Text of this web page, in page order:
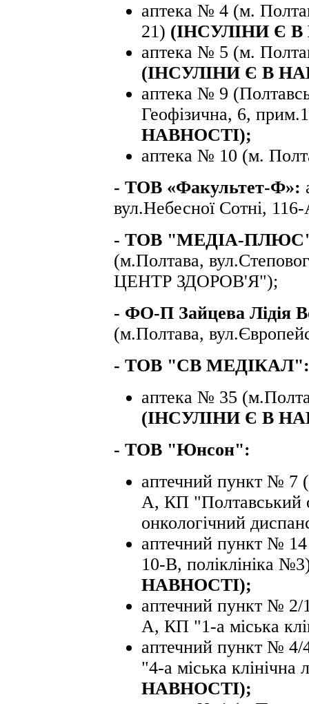
аптека № 4 (м.
21) (ІНСУЛІНИ Є
аптека № 5 (м.
(ІНСУЛІНИ Є В
аптека № 9
Геофізична, 6,
НАВНОСТІ);
аптека № 10 (м.
- ТОВ «Факультет-Ф»:
вул.Небесної Сотні,
- ТОВ "МЕДІА-
(м.Полтава,
ЦЕНТР ЗДОРОВ'Я");
- ФО-П Зайцева Лідія
(м.Полтава,
- ТОВ "СВ МЕДІКАЛ":
аптека № 35
(ІНСУЛІНИ Є В
- ТОВ "Юнсон":
аптечний пункт № 7
А, КП "Полтавський
онкологічний
аптечний пункт №
10-В, поліклініка
НАВНОСТІ);
аптечний пункт № 2/
А, КП "1-а міська
аптечний пункт № 4/
"4-а міська клінічна
НАВНОСТІ);